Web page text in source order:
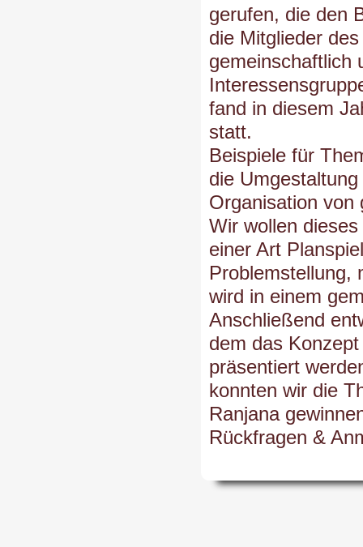
gerufen, die den
die Mitglieder
gemeinschaftlich
fand in diesem
statt.
Beispiele für
die
Organisation von
Wir wollen
einer Art
Problemstellung,
wird in einem
Anschließend
dem das
präsentiert
konnten wir die
Ranjana
Rückfragen &